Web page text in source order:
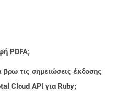
PDFA;
τις σημειώσεις έκδοσης
Cloud API για Ruby;